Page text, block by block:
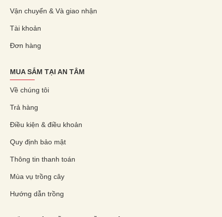
Vận chuyển & Và giao nhận
Tài khoản
Đơn hàng
MUA SẮM TẠI AN TÂM
Về chúng tôi
Trả hàng
Điều kiện & điều khoản
Quy định bảo mật
Thông tin thanh toán
Mùa vụ trồng cây
Hướng dẫn trồng